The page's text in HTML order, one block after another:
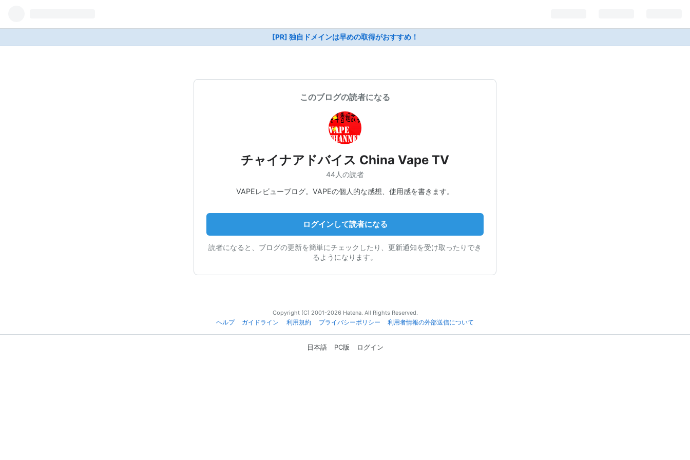
[PR] 独自ドメインは早めの取得がおすすめ！
このブログの読者になる
チャイナアドバイス China Vape TV
44人の読者
VAPEレビューブログ。VAPEの個人的な感想、使用感を書きます。
ログインして読者になる
読者になると、ブログの更新を簡単にチェックしたり、更新通知を受け取ったりでき
るようになります。
Copyright (C) 2001-2026 Hatena. All Rights Reserved.
ヘルプ
ガイドライン 利用規約 プライバシーポリシー 利用者情報の外部送信について
日本語 PC版 ログイン